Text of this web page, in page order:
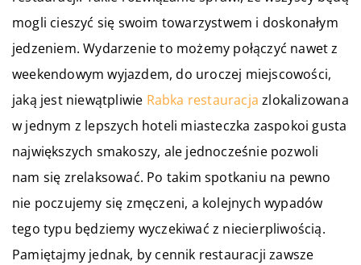
mogli cieszyć się swoim towarzystwem i doskonałym
jedzeniem. Wydarzenie to możemy połączyć nawet z
weekendowym wyjazdem, do uroczej miejscowości,
jaką jest niewątpliwie Rabka restauracja zlokalizowana
w jednym z lepszych hoteli miasteczka zaspokoi gusta
największych smakoszy, ale jednocześnie pozwoli
nam się zrelaksować. Po takim spotkaniu na pewno
nie poczujemy się zmęczeni, a kolejnych wypadów
tego typu będziemy wyczekiwać z niecierpliwością.
Pamiętajmy jednak, by cennik restauracji zawsze